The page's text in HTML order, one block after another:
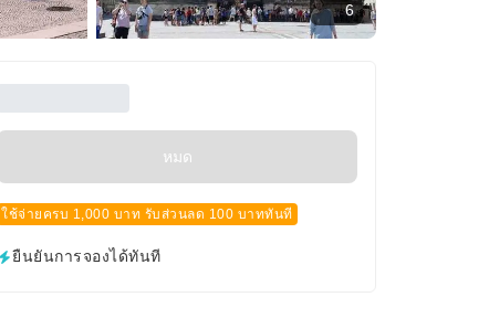
6
หมด
ใช้จ่ายครบ 1,000 บาท รับส่วนลด 100 บาททันที
ยืนยันการจองได้ทันที